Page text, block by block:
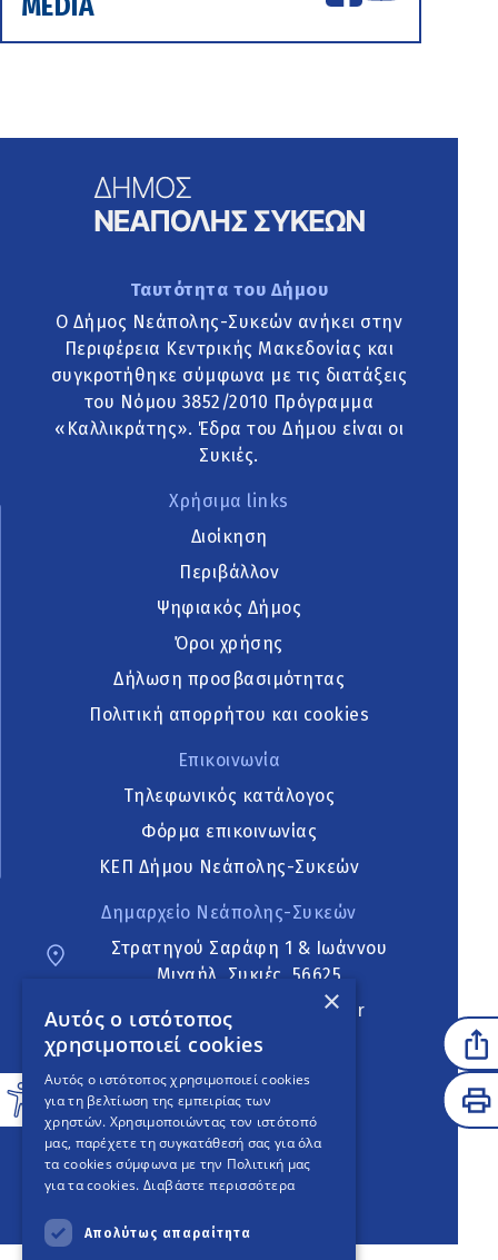
Ταυτότητα του Δήμου
Ο Δήμος Νεάπολης-Συκεών ανήκει στην
Περιφέρεια Κεντρικής Μακεδονίας και
συγκροτήθηκε σύμφωνα με τις διατάξεις
του Νόμου 3852/2010 Πρόγραμμα
«Καλλικράτης». Έδρα του Δήμου είναι οι
Συκιές.
Χρήσιμα links
Διοίκηση
Περιβάλλον
Ψηφιακός Δήμος
Όροι χρήσης
Δήλωση προσβασιμότητας
Πολιτική απορρήτου και cookies
Επικοινωνία
Τηλεφωνικός κατάλογος
Φόρμα επικοινωνίας
ΚΕΠ Δήμου Νεάπολης-Συκεών
Δημαρχείο Νεάπολης-Συκεών
Στρατηγού Σαράφη 1 & Ιωάννου
Μιχαήλ, Συκιές, 56625
neapoli.sykies@ddt.gov.gr
Ακολουθήστε
English Version
An project
×
Αυτός ο ιστότοπος
χρησιμοποιεί cookies
Αυτός ο ιστότοπος χρησιμοποιεί cookies
για τη βελτίωση της εμπειρίας των
χρηστών. Χρησιμοποιώντας τον ιστότοπό
μας, παρέχετε τη συγκατάθεσή σας για όλα
τα cookies σύμφωνα με την Πολιτική μας
για τα cookies. Διαβάστε περισσότερα
Απολύτως απαραίτητα